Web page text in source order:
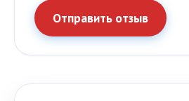
Отправить отзыв